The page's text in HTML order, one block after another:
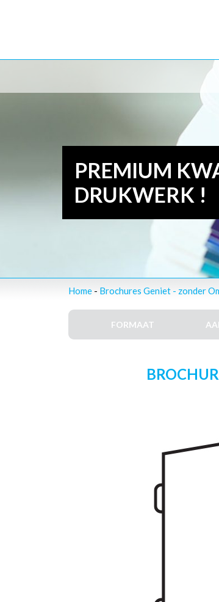
PREMIUM
DRUKWERK !
Home - Brochures Geniet - zonder
FORMAAT